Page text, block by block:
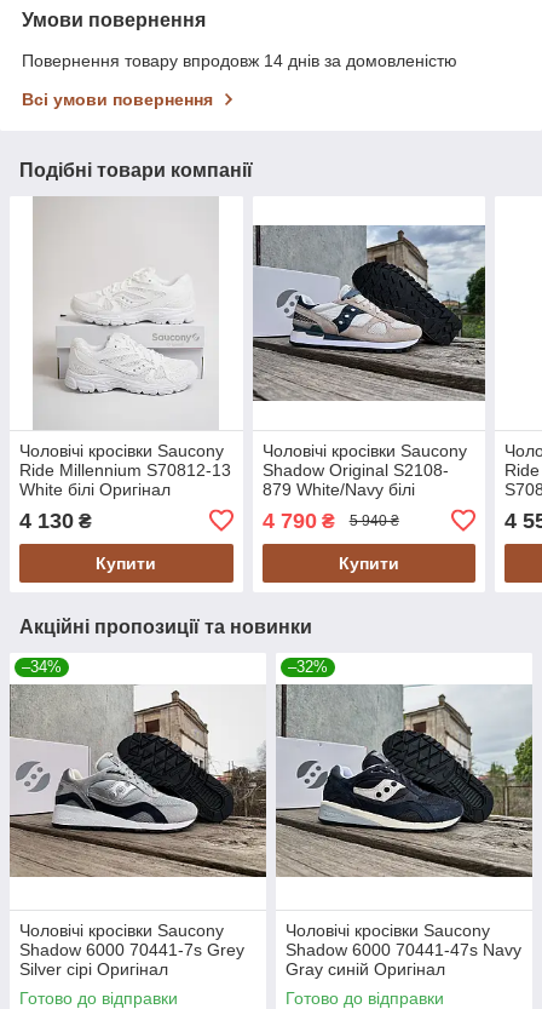
Умови повернення
Повернення товару впродовж 14 днів за домовленістю
Всі умови повернення
Подібні товари компанії
Чоловічі кросівки Saucony
Ride Millennium S70812-13
White білі Оригінал
4 130 ₴
Купити
Чоловічі кросівки Saucony
Shadow Original S2108-
879 White/Navy білі
4 790₴ 5 940 ₴
Купити
4
Акційні пропозиції та новинки
–34%
Чоловічі кросівки Saucony
Shadow 6000 70441-7s Grey
Silver сірі Оригінал
Готово до відправки
–32%
Чоловічі кросівки Saucony
Shadow 6000 70441-47s Navy
Gray синій Оригінал
Готово до відправки